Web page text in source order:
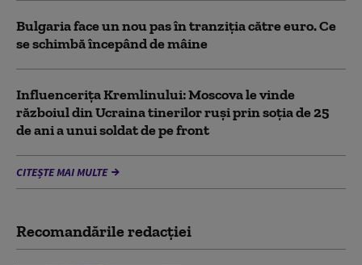
Bulgaria face un nou pas în tranziţia către euro. Ce
se schimbă începând de mâine
Influencerița Kremlinului: Moscova le vinde
războiul din Ucraina tinerilor ruși prin soția de 25
de ani a unui soldat de pe front
CITEȘTE MAI MULTE
Recomandările redacţiei